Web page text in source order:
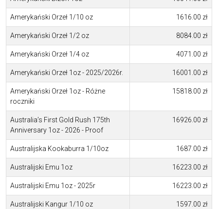
Amerykański Orzeł 1/10 oz 1616.00 zł
Amerykański Orzeł 1/2 oz 8084.00 zł
Amerykański Orzeł 1/4 oz 4071.00 zł
Amerykański Orzeł 1oz - 2025/2026r. 16001.00 zł
Amerykański Orzeł 1oz - Różne
roczniki
15818.00 zł
Australia’s First Gold Rush 175th
Anniversary 1oz - 2026 - Proof
16926.00 zł
Australijska Kookaburra 1/10oz 1687.00 zł
Australijski Emu 1oz 16223.00 zł
Australijski Emu 1oz - 2025r 16223.00 zł
Australijski Kangur 1/10 oz 1597.00 zł